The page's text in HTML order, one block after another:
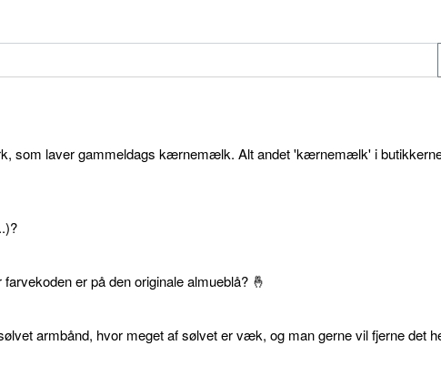
som laver gammeldags kærnemælk. Alt andet 'kærnemælk' i
er på den originale almueblå? 🤞
armbånd, hvor meget af sølvet er væk, og man gerne vil fjerne det